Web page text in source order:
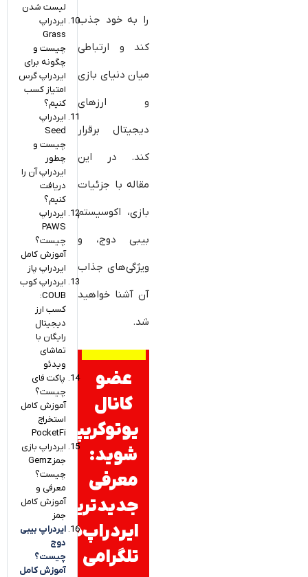
را به خود جذب
کند و ارتباطی
میان دنیای بازی
و ارزهای
دیجیتال برقرار
کند. در این
مقاله با جزئیات
بازی، اکوسیستم
بیبی دوج، و
ویژگی‌های جذاب
آن آشنا خواهید
شد.
عضو
کانال
یوتوکریپتو
شوید:
معرفی
جدیدترین
ایردراپ‌های
تلگرامی
لیست شدن
ایردراپ
Grass
چیست و
چگونه برای
ایردراپ گرس
امتیاز کسب
کنیم؟
ایردراپ
Seed
چیست و
چطور
ایردراپ آن را
دریافت
کنیم؟
ایردراپ
PAWS
چیست؟
آموزش کامل
ایردراپ پاز
ایردراپ کوب
COUB:
کسب ارز
دیجیتال
رایگان با
تماشای
ویدئو
پاکت فای
چیست؟
آموزش کامل
استخراج
PocketFi
ایردراپ بازی
جمز Gemz
چیست؟
معرفی و
آموزش کامل
جمز
ایردراپ بیبی
دوج
چیست؟
آموزش کامل